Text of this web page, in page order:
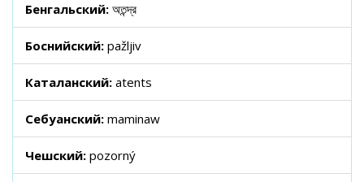
Бенгальский: অতন্দ্র
Боснийский: pažljiv
Каталанский: atents
Себуанский: maminaw
Чешский: pozorný